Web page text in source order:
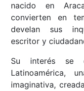
nacido en
convierten en
develan sus
escritor y
Su interés se
Latinoamérica,
imaginativa,